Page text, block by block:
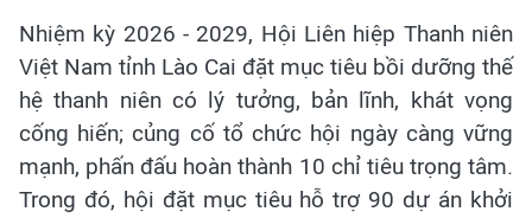
Nhiệm kỳ 2026 - 2029, Hội Liên hiệp Thanh niên
Việt Nam tỉnh Lào Cai đặt mục tiêu bồi dưỡng thế
hệ thanh niên có lý tưởng, bản lĩnh, khát vọng
cống hiến; củng cố tổ chức hội ngày càng vững
mạnh, phấn đấu hoàn thành 10 chỉ tiêu trọng tâm.
Trong đó, hội đặt mục tiêu hỗ trợ 90 dự án khởi